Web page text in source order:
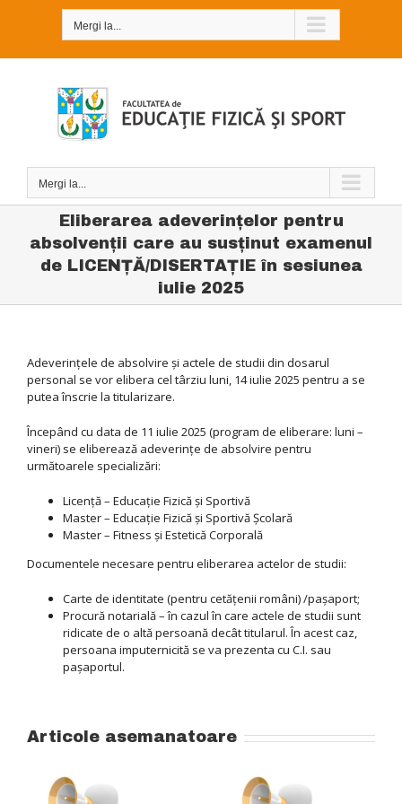
Mergi la...
Mergi la...
Eliberarea adeverințelor pentru
absolvenții care au susținut examenul
de LICENȚĂ/DISERTAŢIE în sesiunea
iulie 2025
Adeverinţele de absolvire şi actele de studii din dosarul
personal se vor elibera cel târziu luni, 14 iulie 2025 pentru a se
putea înscrie la titularizare.
Începând cu data de 11 iulie 2025 (program de eliberare: luni –
vineri) se eliberează adeverinţe de absolvire pentru
următoarele specializări:
Licenţă – Educaţie Fizică şi Sportivă
Master – Educaţie Fizică şi Sportivă Şcolară
Master – Fitness şi Estetică Corporală
Documentele necesare pentru eliberarea actelor de studii:
Carte de identitate (pentru cetățenii români) /paşaport;
Procură notarială – în cazul în care actele de studii sunt
ridicate de o altă persoană decât titularul. În acest caz,
persoana imputernicită se va prezenta cu C.I. sau
paşaportul.
Articole asemanatoare
Admitere – Nivelul
Admitere – la